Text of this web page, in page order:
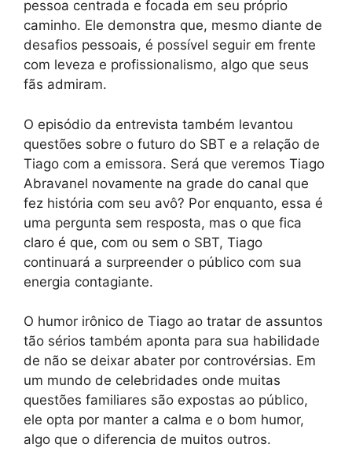
pessoa centrada e focada em seu próprio
caminho. Ele demonstra que, mesmo diante de
desafios pessoais, é possível seguir em frente
com leveza e profissionalismo, algo que seus
fãs admiram.
O episódio da entrevista também levantou
questões sobre o futuro do SBT e a relação de
Tiago com a emissora. Será que veremos Tiago
Abravanel novamente na grade do canal que
fez história com seu avô? Por enquanto, essa é
uma pergunta sem resposta, mas o que fica
claro é que, com ou sem o SBT, Tiago
continuará a surpreender o público com sua
energia contagiante.
O humor irônico de Tiago ao tratar de assuntos
tão sérios também aponta para sua habilidade
de não se deixar abater por controvérsias. Em
um mundo de celebridades onde muitas
questões familiares são expostas ao público,
ele opta por manter a calma e o bom humor,
algo que o diferencia de muitos outros.